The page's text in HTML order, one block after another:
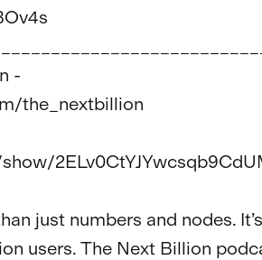
-
the_nextbillion
just numbers and nodes.
users. The Next Billion